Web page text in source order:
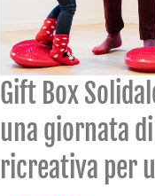
Gift Box
una giornata
ricreativa per